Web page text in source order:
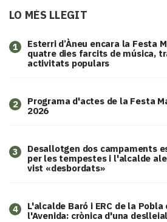
LO MÉS LLEGIT
1
Esterri d’Àneu encara la Festa
quatre dies farcits de música,
activitats populars
2
Programa d'actes de la Festa
2026
3
​Desallotgen dos campaments
per les tempestes i l'alcalde
vist «desbordats»
4
L'alcalde Baró i ERC de la Pobla
l'Avenida: crònica d'una